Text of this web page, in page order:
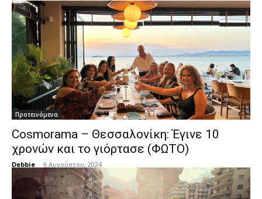
Προτεινόμενα
Cosmorama – Θεσσαλονίκη: Έγινε 10
χρονών και το γιόρτασε (ΦΩΤΟ)
Debbie - 6 Αυγούστου, 2024